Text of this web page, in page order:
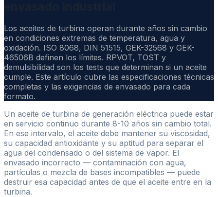
Los aceites de turbina operan durante años sin cambio
en condiciones extremas de temperatura, agua y
oxidación. ISO 8068, DIN 51515, GEK-32568 y GEK-
46506B definen los límites. RPVOT, TOST y
demulsibilidad son los tests que determinan si un aceite
cumple. Este artículo cubre las especificaciones técnicas
completas y las exigencias de envasado para cada
formato.
Un aceite de turbina de generación eléctrica puede estar
en servicio continuo durante 8-10 años sin cambio total.
En ese intervalo, el aceite debe mantener su viscosidad,
su capacidad antioxidante y su aptitud para separar el
agua del condensado o del sistema de vapor. El
envasado incorrecto — contaminación con agua,
partículas o mezcla de bases incompatibles — puede
destruir esa capacidad antes de que el aceite entre en la
turbina.